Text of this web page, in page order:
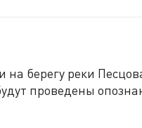
берегу реки
проведены